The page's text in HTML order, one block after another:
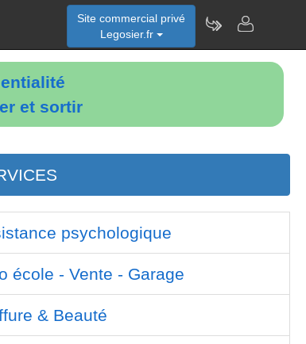
et sortir
Site commercial privé
Legosier.fr
psychologique
école - Vente - Garage
& Beauté